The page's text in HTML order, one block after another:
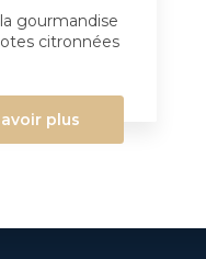
gourmandise
citronnées
plus